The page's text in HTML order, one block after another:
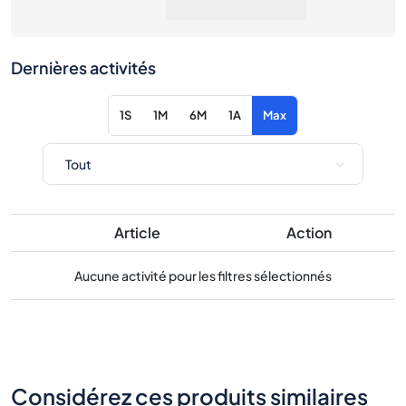
Article
Aucune activité pour les filtres sélectionnés
Considérez ces produits similaires